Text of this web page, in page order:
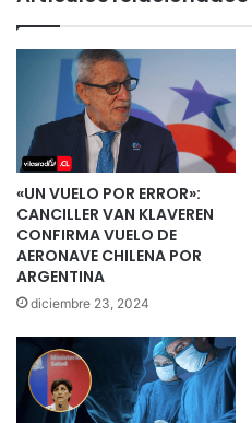
«UN VUELO POR ERROR»:
CANCILLER VAN KLAVEREN
CONFIRMA VUELO DE
AERONAVE CHILENA POR
ARGENTINA
diciembre 23, 2024